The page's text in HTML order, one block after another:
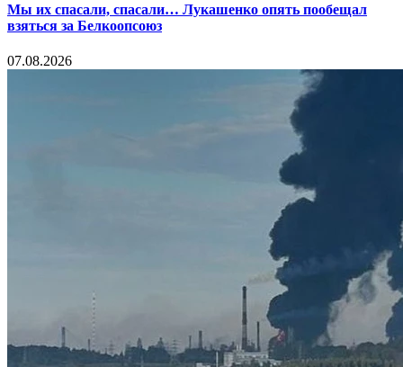
Мы их спасали, спасали… Лукашенко опять пообещал
взяться за Белкоопсоюз
07.08.2026